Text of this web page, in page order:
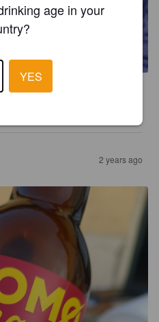
2 years ago
age in your
YES